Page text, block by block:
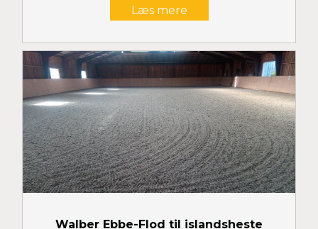
Læs mere
Walber Ebbe-Flod til islandsheste